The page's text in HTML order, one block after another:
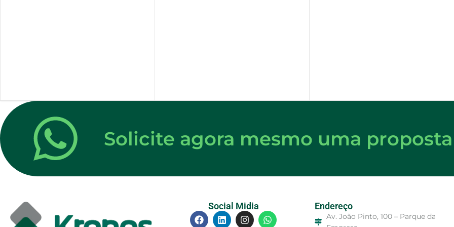
Solicite agora mesmo uma
Social Midia Endereço
Av. João Pinto, 100 – Parque da